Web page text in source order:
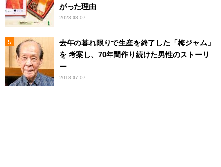
がった理由
2023.08.07
去年の暮れ限りで生産を終了した「梅ジャム」
を 考案し、70年間作り続けた男性のストーリ
ー
2018.07.07